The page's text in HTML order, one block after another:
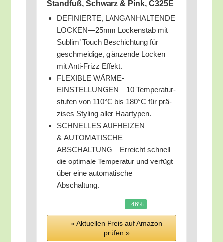
Stand­fuß, Schwarz & Pink, C325E
DEFINIERTE, LANGANHALTENDE
LOCKEN—25mm Locken­stab mit
Sub­lim’ Touch Beschich­tung für
geschmei­di­ge, glän­zen­de Locken
mit Anti-Frizz Effekt.
FLEXIBLE WÄRME­
EINSTELLUNGEN—10 Tem­pe­ra­tur­
stu­fen von 110°C bis 180°C für prä­
zi­ses Sty­ling aller Haartypen.
SCHNELLES AUFHEIZEN
& AUTOMATISCHE
ABSCHALTUNG—Erreicht schnell
die opti­ma­le Tem­pe­ra­tur und ver­fügt
über eine auto­ma­ti­sche
Abschaltung.
−46%
» Aktu­el­len Preis auf Ama­zon
prü­fen »